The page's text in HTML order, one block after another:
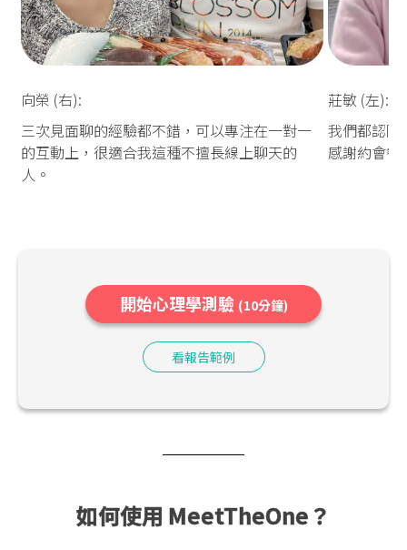
向榮 (右):
三次見面聊的經驗都不錯，可以專注在一對一
的互動上，很適合我這種不擅長線上聊天的
人。
莊敏 (左):
我們都認同
感謝約會餐
開始心理學測驗 (10分鐘)
看報告範例
如何使用 MeetTheOne？